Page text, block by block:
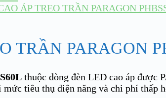
ÁP TREO TRẦN PARAGON
TRẦN PARAGON
thuộc dòng đèn LED cao áp được
tiêu thụ điện năng và chi phí thấp